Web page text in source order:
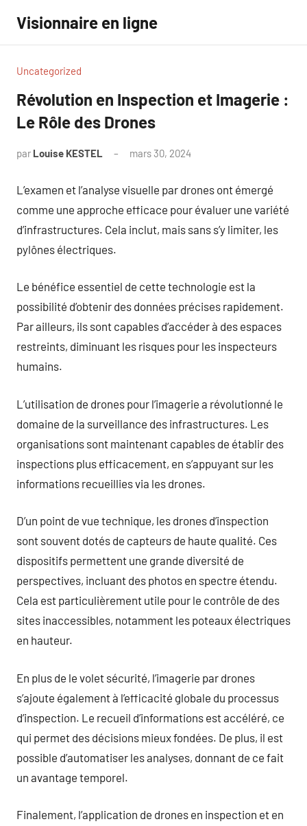
contenu
Visionnaire en ligne
Uncategorized
Révolution en Inspection et Imagerie :
Le Rôle des Drones
par Louise KESTEL mars 30, 2024
L’examen et l’analyse visuelle par drones ont émergé
comme une approche efficace pour évaluer une variété
d’infrastructures. Cela inclut, mais sans s’y limiter, les
pylônes électriques.
Le bénéfice essentiel de cette technologie est la
possibilité d’obtenir des données précises rapidement.
Par ailleurs, ils sont capables d’accéder à des espaces
restreints, diminuant les risques pour les inspecteurs
humains.
L’utilisation de drones pour l’imagerie a révolutionné le
domaine de la surveillance des infrastructures. Les
organisations sont maintenant capables de établir des
inspections plus efficacement, en s’appuyant sur les
informations recueillies via les drones.
D’un point de vue technique, les drones d’inspection
sont souvent dotés de capteurs de haute qualité. Ces
dispositifs permettent une grande diversité de
perspectives, incluant des photos en spectre étendu.
Cela est particulièrement utile pour le contrôle de des
sites inaccessibles, notamment les poteaux électriques
en hauteur.
En plus de le volet sécurité, l’imagerie par drones
s’ajoute également à l’efficacité globale du processus
d’inspection. Le recueil d’informations est accéléré, ce
qui permet des décisions mieux fondées. De plus, il est
possible d’automatiser les analyses, donnant de ce fait
un avantage temporel.
Finalement, l’application de drones en inspection et en